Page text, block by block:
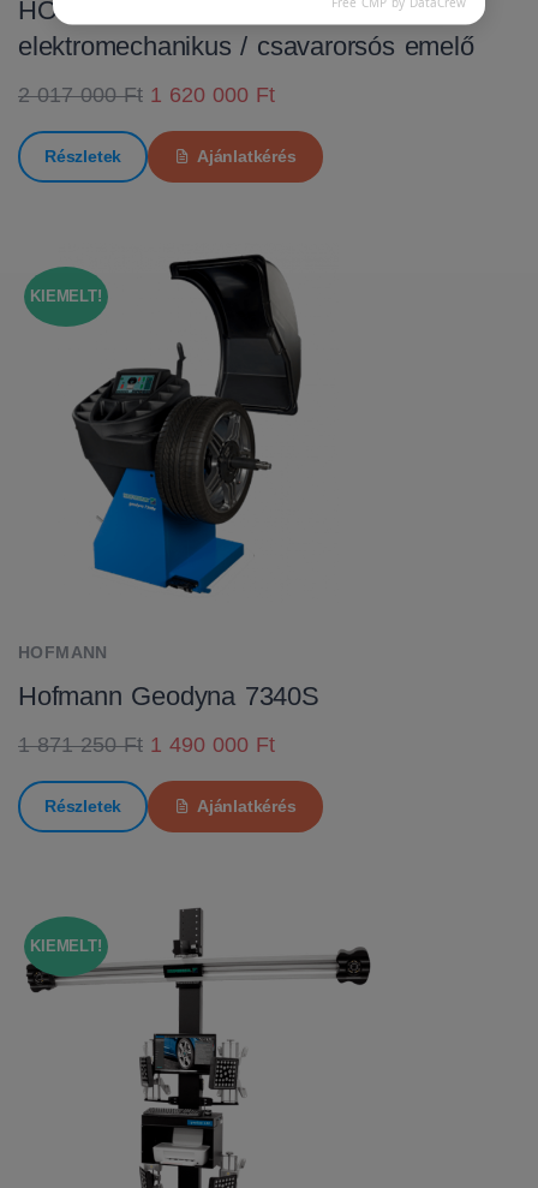
HOFMANN MTF 3000 C
elektromechanikus / csavarorsós emelő
2 017 000 Ft 1 620 000 Ft
Részletek Ajánlatkérés
KIEMELT!
HOFMANN
Hofmann Geodyna 7340S
1 871 250 Ft 1 490 000 Ft
Részletek Ajánlatkérés
KIEMELT!